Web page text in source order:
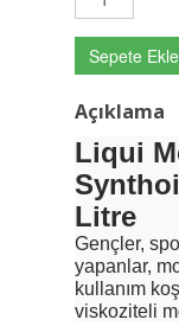
Sepete Ekle
Açıklama
Liqui
Litre
Gençler,
yapanlar,
kullanım
viskoziteli